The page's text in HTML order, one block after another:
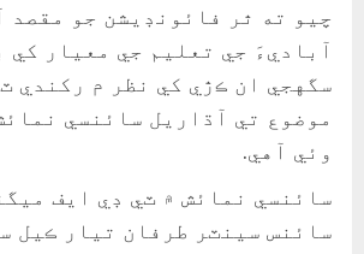
چيو ته ٿر فائونڊيشن جو مقصد
آباديءَ جي تعليم جي معيار کي
سگهجي ان ڪڙي کي نظر م رکندي
موضوع تي آڌاريل سائنسي
وئي آهي.
سائنسي نمائش ۾ ٽي ڊي ايف
سائنس سينٽر طرفان تيار ڪيل